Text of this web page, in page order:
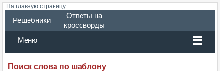
На главную страницу
Решебники
Ответы на
кроссворды
Меню
Поиск слова по шаблону